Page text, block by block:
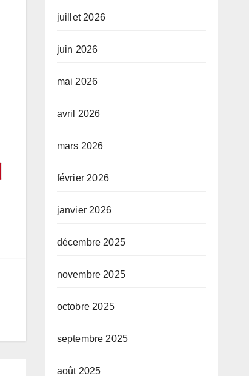
juillet 2026
juin 2026
mai 2026
avril 2026
mars 2026
février 2026
janvier 2026
décembre 2025
novembre 2025
octobre 2025
septembre 2025
août 2025